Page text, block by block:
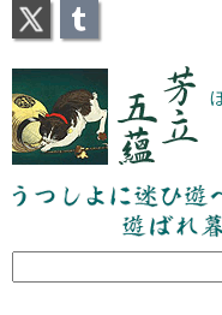
芳立五蘊
うつしよに迷ひ遊べと
身
X Tumblr